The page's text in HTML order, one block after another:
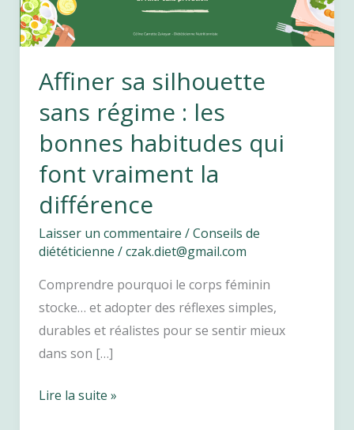
Affiner sa silhouette
sans régime : les
bonnes habitudes qui
font vraiment la
différence
Laisser un commentaire /Conseils de
diététicienne /czak.diet@gmail.com
Comprendre pourquoi le corps féminin
stocke… et adopter des réflexes simples,
durables et réalistes pour se sentir mieux
dans son […]
Affiner
Lire la suite »